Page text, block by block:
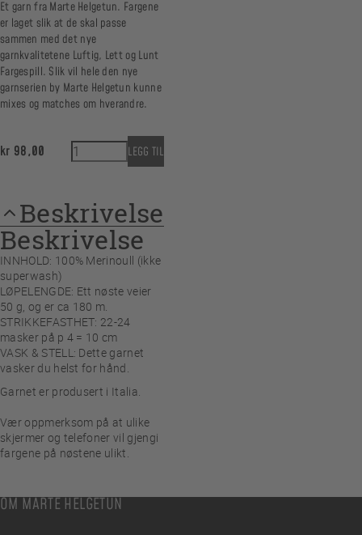
Et garn fra Marte Helgetun. Fargene
er laget slik at de skal passe
sammen med det nye
garnkvalitetene Luftig, Lett og Lunt
Fargespill. Slik vil hele den nye
garnserien by Marte Helgetun kunne
mixes og matches om hverandre.
kr 98,00 Lunt 20 Tåkerosa antall
LEGG TIL
Beskrivelse
Beskrivelse
INNHOLD: 100% Merinoull (ikke
superwash)
LØPELENGDE: Ett nøste veier
50 g, og er ca 180 m.
STRIKKEFASTHET: 22-24
masker på p 4 = 10 cm
VASK & STELL: Dette garnet
vasker du helst for hånd.
Garnet er produsert i Italia.
Vær oppmerksom på at ulike
skjermer og telefoner vil gjengi
fargene på nøstene ulikt.
OM MARTE HELGETUN